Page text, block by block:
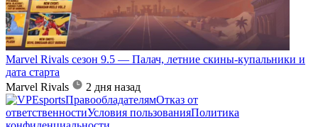
Marvel Rivals сезон 9.5 — Палач, летние скины-купальники и
дата старта
Marvel Rivals
2 дня назад
ПравообладателямОтказ от
ответственностиУсловия пользованияПолитика